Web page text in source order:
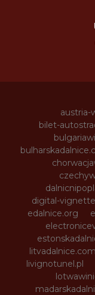
austria-
bilet-
digital-
edalnice.org
litvadalnice.com
livignotunel.pl